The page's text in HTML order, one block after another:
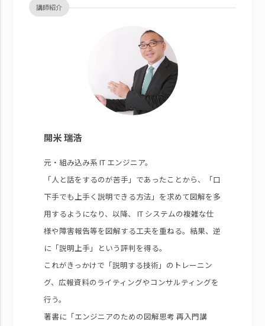
講師紹介
開米 瑞浩
元・組み込み系 IT エンジニア。
「人と話をするのが苦手」であったことから、「口
下手でも上手く説明できる方法」を求めて図解を多
用するようになり、以降、 IT システムの複雑な仕
様や障害報告等を図解する工夫を重ねる。結果、逆
に「説明上手」という評判を得る。
これがきっかけで「説明する技術」のトレーニン
グ、広報資料のライティングやコンサルティングを
行う。
著書に「エンジニアのための図解思考 再入門講